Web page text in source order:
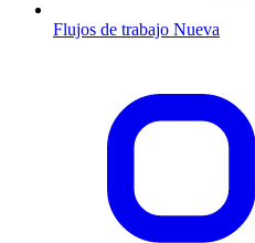
Flujos de trabajo Nueva